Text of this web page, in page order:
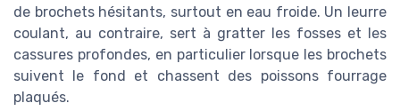
de brochets hésitants, surtout en eau froide. Un leurre
coulant, au contraire, sert à gratter les fosses et les
cassures profondes, en particulier lorsque les brochets
suivent le fond et chassent des poissons fourrage
plaqués.